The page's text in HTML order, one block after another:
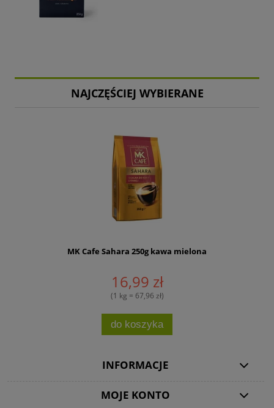
NAJCZĘŚCIEJ WYBIERANE
MK Cafe Sahara 250g kawa mielona
16,99 zł
(1 kg = 67,96 zł)
do koszyka
INFORMACJE
MOJE KONTO